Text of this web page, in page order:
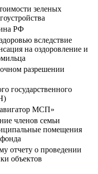
зеленых
РФ
вследствие
на оздоровление и
разрешении
государственного
МСП»
членов семьи
помещения
отчету о проведении
объектов